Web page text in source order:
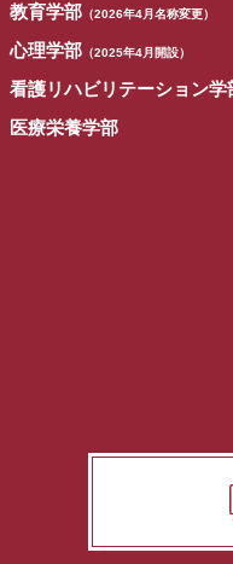
教育学部 （2026年4月名称変更）
心理学部 （2025年4月開設）
看護リハビリテーション学
医療栄養学部